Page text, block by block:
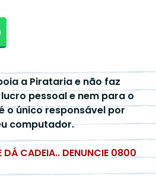
a Pirataria e não faz
pessoal e nem para o
o único responsável por
computador.
DÁ CADEIA.. DENUNCIE 0800